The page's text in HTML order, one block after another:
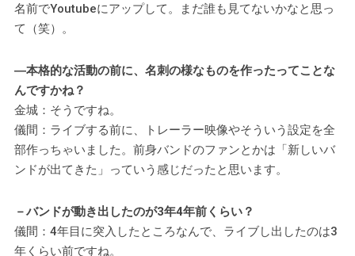
名前でYoutubeにアップして。まだ誰も見てないかなと思っ
て（笑）。
―本格的な活動の前に、名刺の様なものを作ったってことな
んですかね？
金城：そうですね。
儀間：ライブする前に、トレーラー映像やそういう設定を全
部作っちゃいました。前身バンドのファンとかは「新しいバ
ンドが出てきた」っていう感じだったと思います。
－バンドが動き出したのが3年4年前くらい？
儀間：4年目に突入したところなんで、ライブし出したのは3
年くらい前ですね。